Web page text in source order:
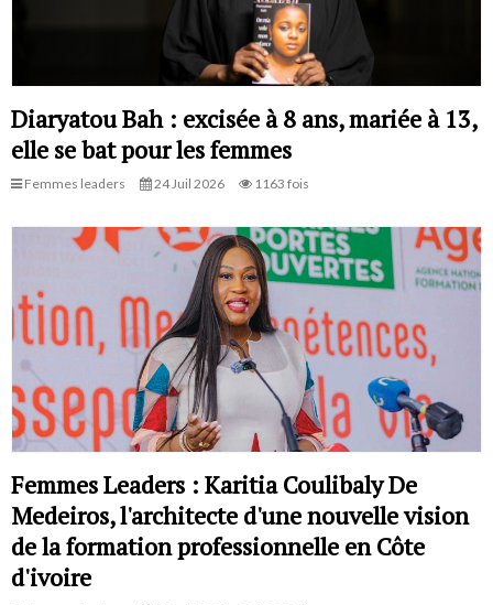
Diaryatou Bah : excisée à 8 ans, mariée à 13,
elle se bat pour les femmes
Femmes leaders 24 Juil 2026 1163 fois
Femmes Leaders : Karitia Coulibaly De
Medeiros, l'architecte d'une nouvelle vision
de la formation professionnelle en Côte
d'ivoire